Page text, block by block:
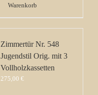
Warenkorb
Zimmertür Nr. 548
Jugendstil Orig. mit 3
Vollholzkassetten
275,00 €